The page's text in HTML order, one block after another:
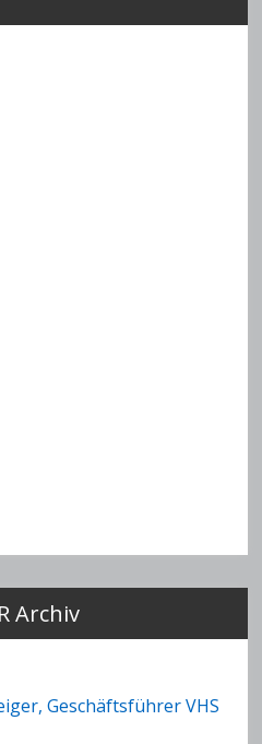
Archiv
Geschäftsführer VHS